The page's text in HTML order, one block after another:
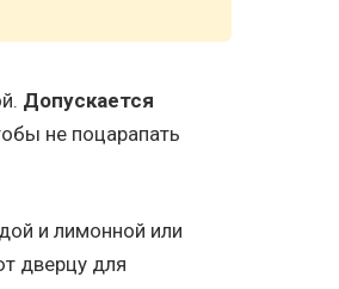
Допускается
не поцарапать
и лимонной или
дверцу для